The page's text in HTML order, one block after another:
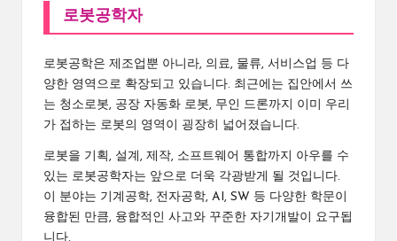
로봇공학자
로봇공학은 제조업뿐 아니라, 의료, 물류, 서비스업 등 다
양한 영역으로 확장되고 있습니다. 최근에는 집안에서 쓰
는 청소로봇, 공장 자동화 로봇, 무인 드론까지 이미 우리
가 접하는 로봇의 영역이 굉장히 넓어졌습니다.
로봇을 기획, 설계, 제작, 소프트웨어 통합까지 아우를 수
있는 로봇공학자는 앞으로 더욱 각광받게 될 것입니다.
이 분야는 기계공학, 전자공학, AI, SW 등 다양한 학문이
융합된 만큼, 융합적인 사고와 꾸준한 자기개발이 요구됩
니다.